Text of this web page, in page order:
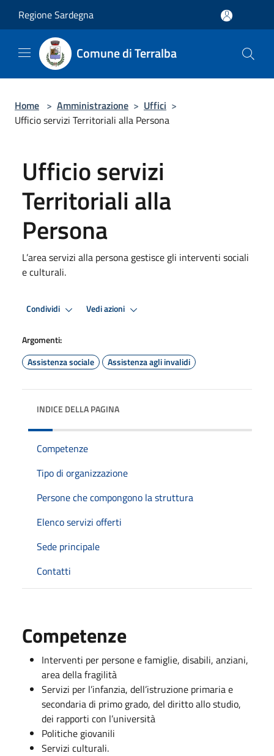
Regione Sardegna
Comune di Terralba
Home > Amministrazione > Uffici >
Ufficio servizi Territoriali alla Persona
Ufficio servizi
Territoriali alla
Persona
L’area servizi alla persona gestisce gli interventi sociali
e culturali.
Condividi Vedi azioni
Argomenti:
Assistenza sociale
Assistenza agli invalidi
INDICE DELLA PAGINA
Competenze
Tipo di organizzazione
Persone che compongono la struttura
Elenco servizi offerti
Sede principale
Contatti
Competenze
Interventi per persone e famiglie, disabili, anziani,
area della fragilità
Servizi per l’infanzia, dell’istruzione primaria e
secondaria di primo grado, del diritto allo studio,
dei rapporti con l’università
Politiche giovanili
Servizi culturali.